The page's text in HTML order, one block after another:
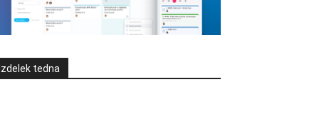
tedna